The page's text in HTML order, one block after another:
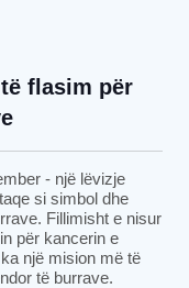
flasim për
- një lëvizje
si simbol dhe
Fillimisht e nisur
për kancerin e
një mision më të
të burrave.